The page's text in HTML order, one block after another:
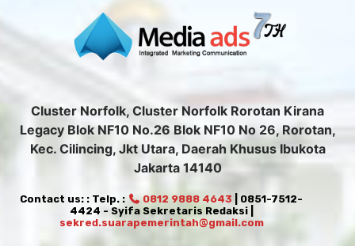
Cluster Norfolk, Cluster Norfolk Rorotan Kirana
Legacy Blok NF10 No.26 Blok NF10 No 26, Rorotan,
Kec. Cilincing, Jkt Utara, Daerah Khusus Ibukota
Jakarta 14140
Contact us: : Telp. : 0812 9888 4643 | 0851-7512-
4424 - Syifa Sekretaris Redaksi |
sekred.suarapemerintah@gmail.com